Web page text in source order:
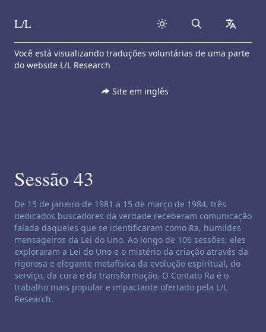
Skip to content
L/L Search
Você está visualizando traduções voluntárias de uma parte
do website L/L Research
Site em inglês
Sessão 43
Isenção de responsabilidade de canalização:
De 15 de janeiro de 1981 a 15 de março de 1984, três
dedicados buscadores da verdade receberam comunicação
falada daqueles que se identificaram como Ra, humildes
mensageiros da Lei do Uno. Ao longo de 106 sessões, eles
exploraram a Lei do Uno e o mistério da criação através da
rigorosa e elegante metafísica da evolução espiritual, do
serviço, da cura e da transformação. O Contato Ra é o
trabalho mais popular e impactante ofertado pela L/L
Research.